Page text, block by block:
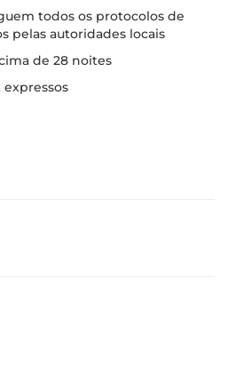
todos os protocolos de
pelas autoridades locais
de 28 noites